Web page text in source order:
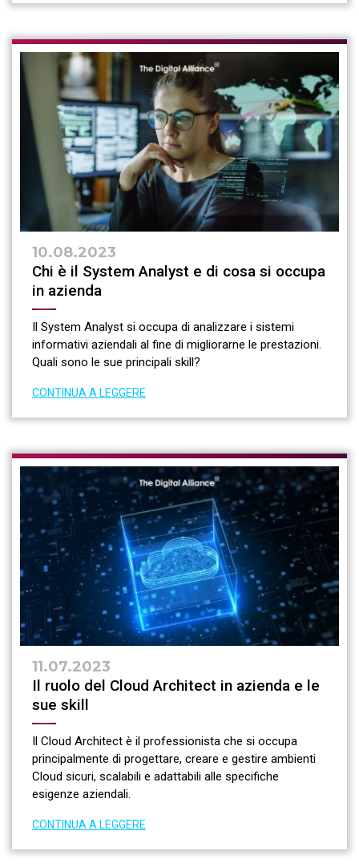
10.08.2023
Chi è il System Analyst e di cosa si occupa
in azienda
Il System Analyst si occupa di analizzare i sistemi
informativi aziendali al fine di migliorarne le prestazioni.
Quali sono le sue principali skill?
CONTINUA A LEGGERE
11.07.2023
Il ruolo del Cloud Architect in azienda e le
sue skill
Il Cloud Architect è il professionista che si occupa
principalmente di progettare, creare e gestire ambienti
Cloud sicuri, scalabili e adattabili alle specifiche
esigenze aziendali.
CONTINUA A LEGGERE